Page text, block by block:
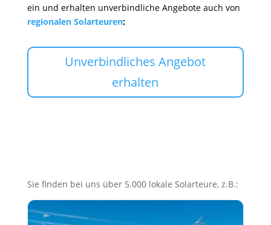
ein und erhalten unverbindliche Angebote auch von
regionalen Solarteuren:
Unverbindliches Angebot
erhalten
Sie finden bei uns über 5.000 lokale Solarteure, z.B.: